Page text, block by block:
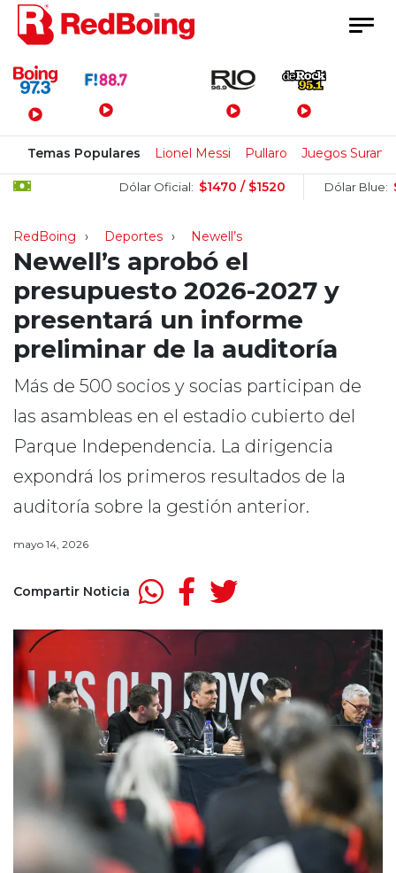
Menú Principal
Temas Populares Lionel Messi Pullaro Juegos
Dólar Oficial: $1470 / $1520 Dólar Blue: $1505
RedBoing Deportes Newell’s
Newell’s aprobó el
presupuesto 2026-2027 y
presentará un informe
preliminar de la auditoría
Más de 500 socios y socias participan de
las asambleas en el estadio cubierto del
Parque Independencia. La dirigencia
expondrá los primeros resultados de la
auditoría sobre la gestión anterior.
mayo 14, 2026
Compartir Noticia